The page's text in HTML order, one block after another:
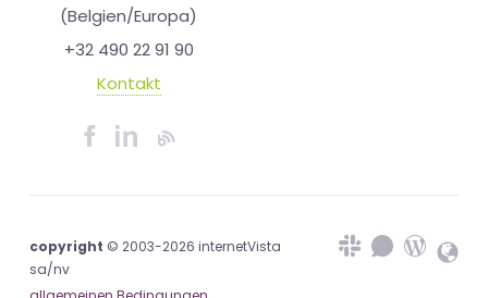
(Belgien/Europa)
+32 490 22 91 90
Kontakt
copyright © 2003-2026 internetVista
sa/nv